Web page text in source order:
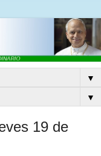
▼
▼
19 de